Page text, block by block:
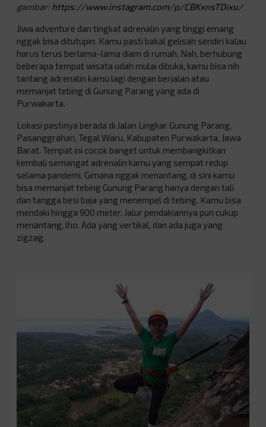
gambar: https://www.instagram.com/p/CBKxnsTDixu/
Jiwa adventure dan tingkat adrenalin yang tinggi emang
nggak bisa ditutupin. Kamu pasti bakal gelisah sendiri kalau
harus terus berlama-lama diam di rumah. Nah, berhubung
beberapa tempat wisata udah mulai dibuka, kamu bisa nih
tantang adrenalin kamu lagi dengan berjalan atau
memanjat tebing di Gunung Parang yang ada di
Purwakarta.
Lokasi pastinya berada di Jalan Lingkar Gunung Parang,
Pasanggrahan, Tegal Waru, Kabupaten Purwakarta, Jawa
Barat. Tempat ini cocok banget untuk membangkitkan
kembali semangat adrenalin kamu yang sempat redup
selama pandemi. Gimana nggak menantang, di sini kamu
bisa memanjat tebing Gunung Parang hanya dengan tali
dan tangga besi baja yang menempel di tebing. Kamu bisa
mendaki hingga 900 meter. Jalur pendakiannya pun cukup
menantang, lho. Ada yang vertikal, dan ada juga yang
zigzag.